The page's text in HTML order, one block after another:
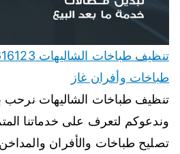
طباخات وأفران غاز
تنظيف طباخات الشاليهات نرحب
وندعوكم لتعرف على خدماتنا
تصليح طباخات والأفران